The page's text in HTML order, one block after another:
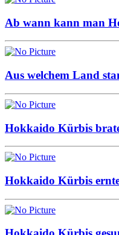
Ab wann kann man
Aus welchem Land
Hokkaido Kürbis
Hokkaido Kürbis